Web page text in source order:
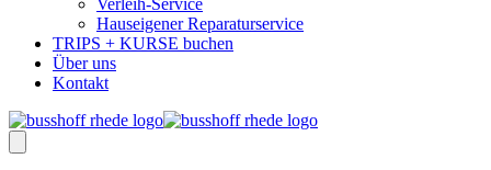
Verleih-Service
Hauseigener Reparaturservice
TRIPS + KURSE buchen
Über uns
Kontakt